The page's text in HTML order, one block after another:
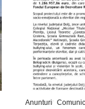
Anunturi